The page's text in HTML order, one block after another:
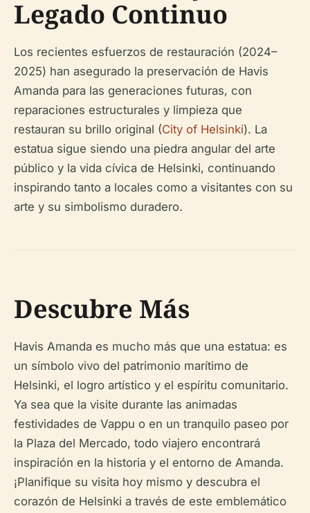
Legado Continuo
Los recientes esfuerzos de restauración (2024–
2025) han asegurado la preservación de Havis
Amanda para las generaciones futuras, con
reparaciones estructurales y limpieza que
restauran su brillo original (City of Helsinki). La
estatua sigue siendo una piedra angular del arte
público y la vida cívica de Helsinki, continuando
inspirando tanto a locales como a visitantes con su
arte y su simbolismo duradero.
Descubre Más
Havis Amanda es mucho más que una estatua: es
un símbolo vivo del patrimonio marítimo de
Helsinki, el logro artístico y el espíritu comunitario.
Ya sea que la visite durante las animadas
festividades de Vappu o en un tranquilo paseo por
la Plaza del Mercado, todo viajero encontrará
inspiración en la historia y el entorno de Amanda.
¡Planifique su visita hoy mismo y descubra el
corazón de Helsinki a través de este emblemático